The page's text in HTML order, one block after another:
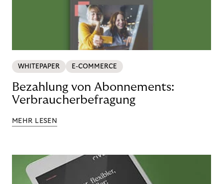
WHITEPAPER E-COMMERCE
Bezahlung von Abonnements:
Verbraucherbefragung
MEHR LESEN